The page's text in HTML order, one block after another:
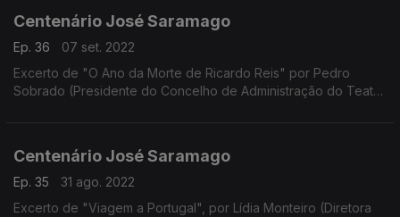
Centenário José Saramago
Ep. 36
07 set. 2022
Excerto de "O Ano da Morte de Ricardo Reis" por Pedro
Sobrado (Presidente do Concelho de Administração do Teatro
Centenário José Saramago
Ep. 35
31 ago. 2022
Excerto de "Viagem a Portugal", por Lídia Monteiro (Diretora